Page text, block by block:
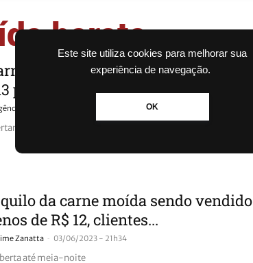
Este site utiliza cookies para melhorar sua
experiência de navegação.
OK
barata
moída sendo vendida por menos
por quilo em Canoas
GBC
a coluna sobre a promoção
da carne moída sendo vendido
de R$ 12, clientes...
Zanatta - 03/06/2023 - 21h34
até meia-noite